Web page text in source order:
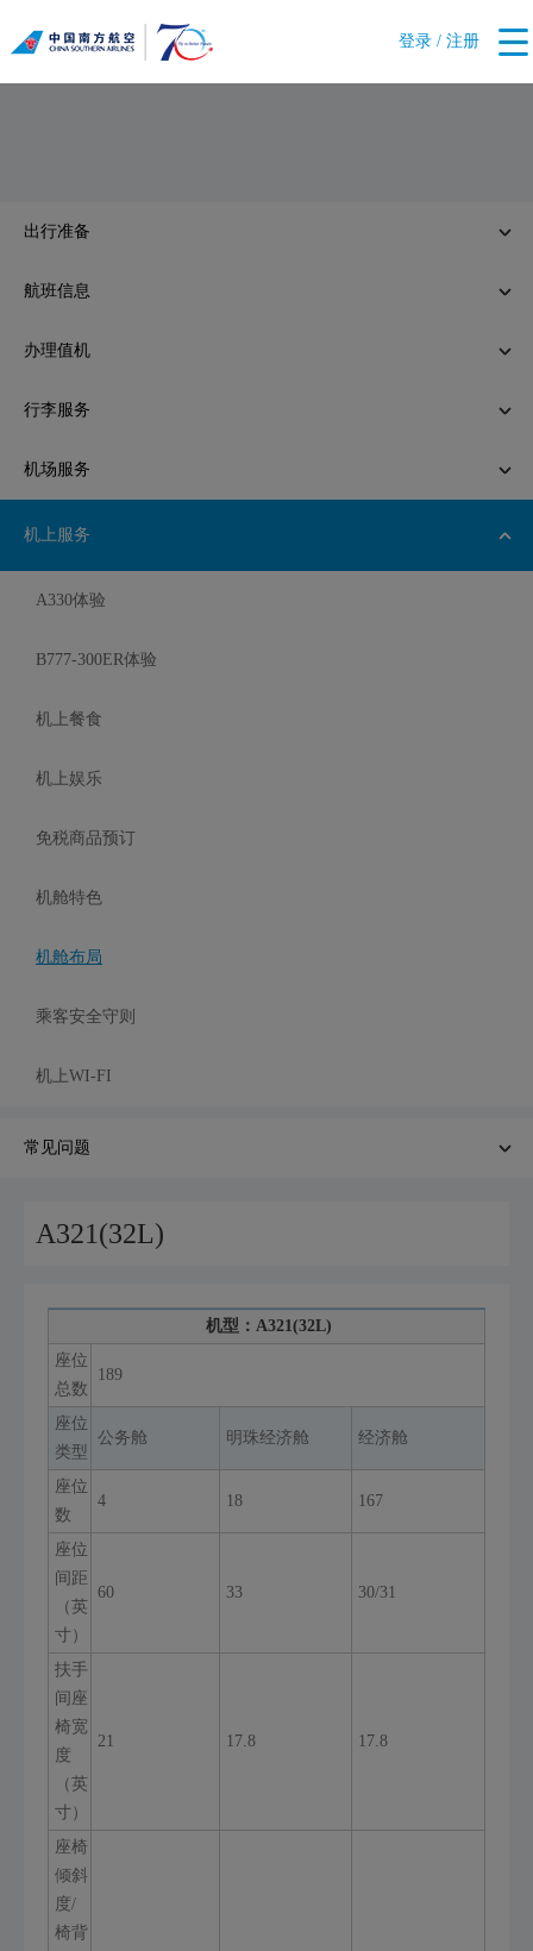
登录 / 注册
出行准备
航班信息
办理值机
行李服务
机场服务
机上服务
A330体验
B777-300ER体验
机上餐食
机上娱乐
免税商品预订
机舱特色
机舱布局
乘客安全守则
机上WI-FI
常见问题
A321(32L)
机型：A321(32L)
座位
总数
189
座位
类型
公务舱 明珠经济舱 经济舱
座位
数
4 18 167
座位
间距
（英
寸）
60 33 30/31
扶手
间座
椅宽
度
（英
寸）
21 17.8 17.8
座椅
倾斜
度/
椅背